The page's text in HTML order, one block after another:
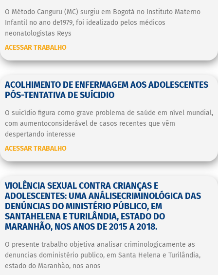
O Método Canguru (MC) surgiu em Bogotá no Instituto Materno
Infantil no ano de1979, foi idealizado pelos médicos
neonatologistas Reys
ACESSAR TRABALHO
ACOLHIMENTO DE ENFERMAGEM AOS ADOLESCENTES
PÓS-TENTATIVA DE SUÍCIDIO
O suicídio figura como grave problema de saúde em nível mundial,
com aumentoconsiderável de casos recentes que vêm
despertando interesse
ACESSAR TRABALHO
VIOLÊNCIA SEXUAL CONTRA CRIANÇAS E
ADOLESCENTES: UMA ANÁLISECRIMINOLÓGICA DAS
DENÚNCIAS DO MINISTÉRIO PÚBLICO, EM
SANTAHELENA E TURILÂNDIA, ESTADO DO
MARANHÃO, NOS ANOS DE 2015 A 2018.
O presente trabalho objetiva analisar criminologicamente as
denuncias doministério publico, em Santa Helena e Turilândia,
estado do Maranhão, nos anos